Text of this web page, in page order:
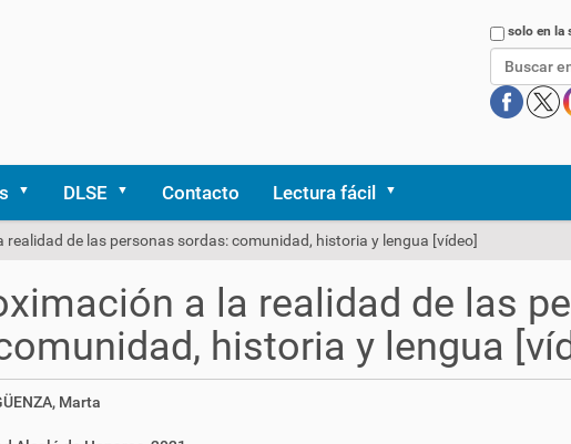
Buscarsolo en la
DLSE Contacto Lectura fácil
realidad de las personas sordas: comunidad, historia y lengua [vídeo]
a la realidad de las
historia y lengua
Marta